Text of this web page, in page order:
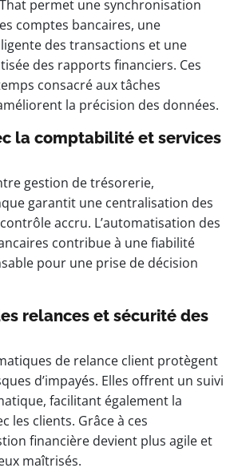
permet une synchronisation
comptes bancaires, une
des transactions et une
des rapports financiers. Ces
consacré aux tâches
la précision des données.
la comptabilité et services
gestion de trésorerie,
garantit une centralisation des
accru. L’automatisation des
contribue à une fiabilité
pour une prise de décision
relances et sécurité des
de relance client protègent
d’impayés. Elles offrent un suivi
facilitant également la
les clients. Grâce à ces
financière devient plus agile et
maîtrisés.